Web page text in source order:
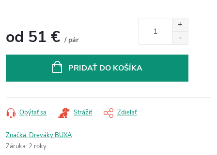
od 51 € / pár
PRIDAŤ DO KOŠÍKA
Opýtať sa Strážiť Zdieľať
Značka: Dreváky BUXA
Záruka: 2 roky